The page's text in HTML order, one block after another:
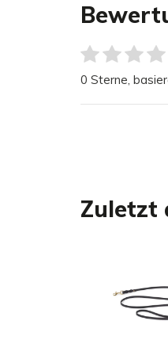
von Designerin
Die Rimini
0 Sterne,
Zuletzt